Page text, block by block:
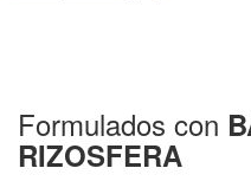
Formulados con
RIZOSFERA